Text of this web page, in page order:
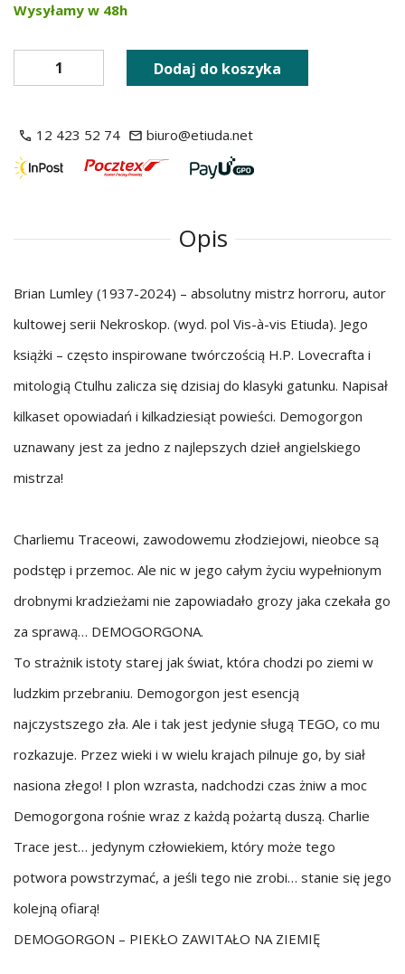
Wysyłamy w 48h
Dodaj do koszyka
12 423 52 74 biuro@etiuda.net
Opis
Brian Lumley (1937-2024) – absolutny mistrz horroru, autor
kultowej serii Nekroskop. (wyd. pol Vis-à-vis Etiuda). Jego
książki – często inspirowane twórczością H.P. Lovecrafta i
mitologią Ctulhu zalicza się dzisiaj do klasyki gatunku. Napisał
kilkaset opowiadań i kilkadziesiąt powieści. Demogorgon
uznawany jest za jedno z najlepszych dzieł angielskiego
mistrza!
Charliemu Traceowi, zawodowemu złodziejowi, nieobce są
podstęp i przemoc. Ale nic w jego całym życiu wypełnionym
drobnymi kradzieżami nie zapowiadało grozy jaka czekała go
za sprawą… DEMOGORGONA.
To strażnik istoty starej jak świat, która chodzi po ziemi w
ludzkim przebraniu. Demogorgon jest esencją
najczystszego zła. Ale i tak jest jedynie sługą TEGO, co mu
rozkazuje. Przez wieki i w wielu krajach pilnuje go, by siał
nasiona złego! I plon wzrasta, nadchodzi czas żniw a moc
Demogorgona rośnie wraz z każdą pożartą duszą. Charlie
Trace jest… jedynym człowiekiem, który może tego
potwora powstrzymać, a jeśli tego nie zrobi… stanie się jego
kolejną ofiarą!
DEMOGORGON – PIEKŁO ZAWITAŁO NA ZIEMIĘ